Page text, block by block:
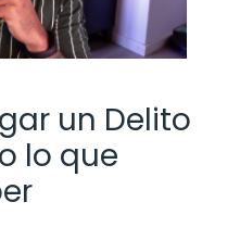
un Delito
lo que